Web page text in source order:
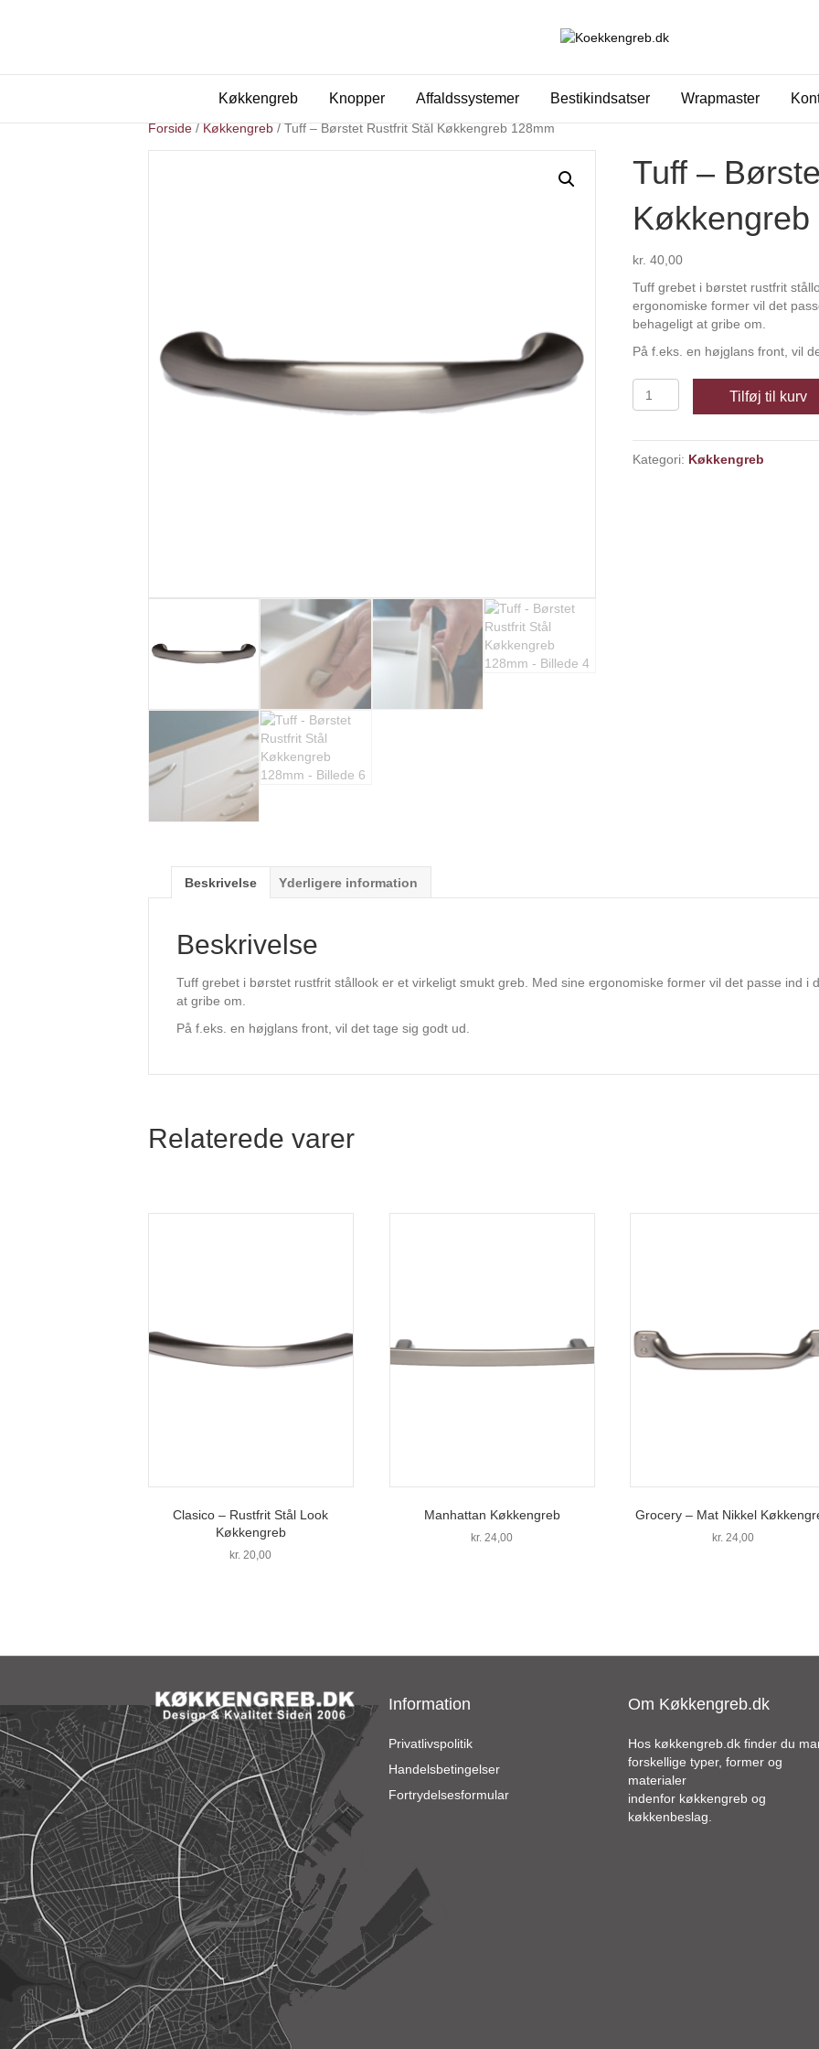
Køkkengreb Knopper Affaldssystemer Bestikindsatser Wrapmaster
Forside/Køkkengreb/ Tuff – Børstet Rustfrit Stål Køkkengreb 128mm
Tuff –
Køkkengreb
kr. 40,00
Tuff grebet i børstet rustfrit
ergonomiske former vil det
behageligt at gribe om.
På f.eks. en højglans front, vil
-
Rustfrit
Stål
Tilføj til kurv
Kategori: Køkkengreb
Beskrivelse Yderligere information
Beskrivelse
Tuff grebet i børstet rustfrit stållook er et virkeligt smukt greb. Med sine ergonomiske former vil det passe ind i
at gribe om.
På f.eks. en højglans front, vil det tage sig godt ud.
Relaterede varer
Clasico – Rustfrit Stål Look
Køkkengreb
kr. 20,00
Manhattan Køkkengreb
kr. 24,00
Grocery – Mat Nikkel
kr. 24,00
Information
Privatlivspolitik
Handelsbetingelser
Fortrydelsesformular
Om Køkkengreb.dk
Hos køkkengreb.dk finder du
forskellige typer, former og
materialer
indenfor køkkengreb og
køkkenbeslag.